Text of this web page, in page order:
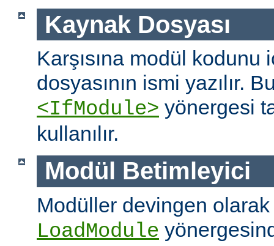
Kaynak Dosyası
Karşısına modül kodunu
dosyasının ismi yazılır.
<IfModule> yönergesi
kullanılır.
Modül Betimleyici
Modüller devingen
LoadModule